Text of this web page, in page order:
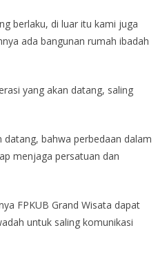
berlaku, di luar itu kami juga
ada bangunan rumah ibadah
yang akan datang, saling
datang, bahwa perbedaan dalam
menjaga persatuan dan
FPKUB Grand Wisata dapat
untuk saling komunikasi